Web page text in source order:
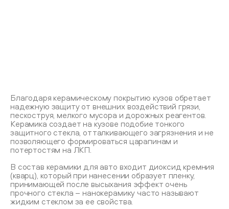
Благодаря керамическому покрытию кузов обретает
надежную защиту от внешних воздействий грязи,
пескоструя, мелкого мусора и дорожных реагентов.
Керамика создает на кузове подобие тонкого
защитного стекла, отталкивающего загрязнения и не
позволяющего формироваться царапинам и
потертостям на ЛКП.
В состав керамики для авто входит диоксид кремния
(кварц), который при нанесении образует пленку,
принимающей после высыхания эффект очень
прочного стекла – нанокерамику часто называют
жидким стеклом за ее свойства.